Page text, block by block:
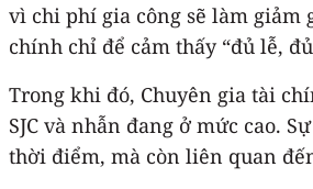
vì chi phí gia công sẽ làm
chính chỉ để cảm thấy “đủ lễ,
Trong khi đó, Chuyên gia tài
SJC và nhẫn đang ở mức cao.
thời điểm, mà còn liên quan